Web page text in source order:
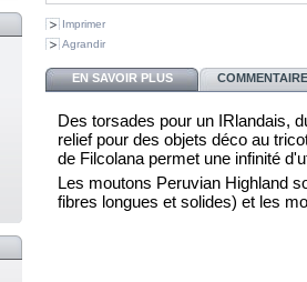
Imprimer
Agrandir
EN SAVOIR PLUS
Des torsades pour un IRlandais,
relief pour des objets déco au
de Filcolana permet une infinité
Les moutons Peruvian Highland
fibres longues et solides) et les